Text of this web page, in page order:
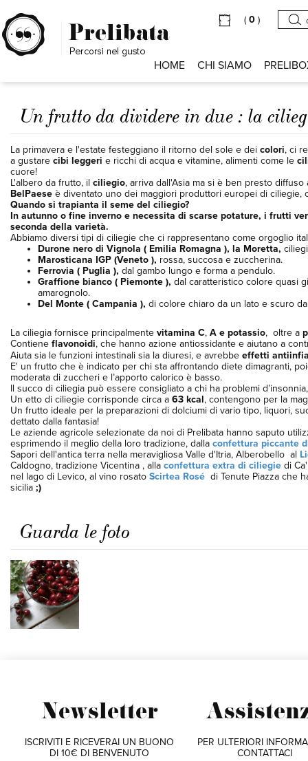
( 0 )
HOME CHI SIAMO
Un frutto da dividere in due : la
La primavera e l'estate festeggiano il ritorno del sole e dei colori, ci
a gustare cibi leggeri e ricchi di acqua e vitamine, alimenti come le
cuore!
L'albero da frutto, il ciliegio, arriva dall'Asia ma si è ben presto
BelPaese è diventato uno dei maggiori produttori europei di ciliegie,
Quando si trapianta il seme del ciliegio?
In autunno o fine inverno e necessita di scarse potature, i frutti
seconda della varietà.
Abbiamo diversi tipi di ciliegie che ci rappresentano come orgoglio
Durone nero di Vignola ( Emilia Romagna ), la Moretta,
Marosticana IGP (Veneto ), rossa, succosa e zuccherina.
Ferrovia ( Puglia ), dal gambo lungo e forma a pendulo.
Graffione bianco ( Piemonte ), dal caratteristico colore quasi
amarognolo.
Del Monte ( Campania ), di colore chiaro da un lato e scuro
La ciliegia fornisce principalmente vitamina C, A e potassio, oltre a
Contiene flavonoidi, che hanno azione antiossidante e aiutano a
Aiuta sia le funzioni intestinali sia la diuresi, e avrebbe effetti
E' un frutto che è indicato per chi sta affrontando diete dimagranti,
moderata di zuccheri e l’apporto calorico è basso.
Il succo di ciliegia può essere consigliato a chi ha problemi
Un etto di ciliegie corrisponde circa a 63 kcal, contengono per la
Un frutto ideale per la preparazioni di dolciumi di vario tipo, liquori,
dettato dalla fantasia!
Le aziende agricole selezionate da noi di Prelibata hanno saputo
esprimendo il meglio della loro tradizione, dalla confettura piccante
Sapori dell'antica terra nella meravigliosa Valle d'Itria, Alberobello al
Caldogno, tradizione Vicentina , alla confettura extra di ciliegie di
nel lago di Levico, al vino rosato Scirtea Rosé di Tenute Piazza che
sicilia ;)
Guarda le foto
Newsletter
ISCRIVITI E RICEVERAI UN BUONO
DI 10€ DI BENVENUTO
PER ULTERIORI
CONTATTACI